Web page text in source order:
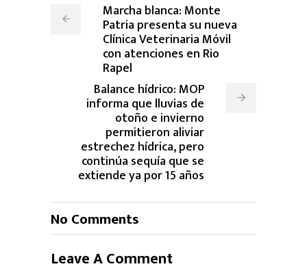
Marcha blanca: Monte
Patria presenta su nueva
Clínica Veterinaria Móvil
con atenciones en Rio
Rapel
Balance hídrico: MOP
informa que lluvias de
otoño e invierno
permitieron aliviar
estrechez hídrica, pero
continúa sequía que se
extiende ya por 15 años
No Comments
Leave A Comment